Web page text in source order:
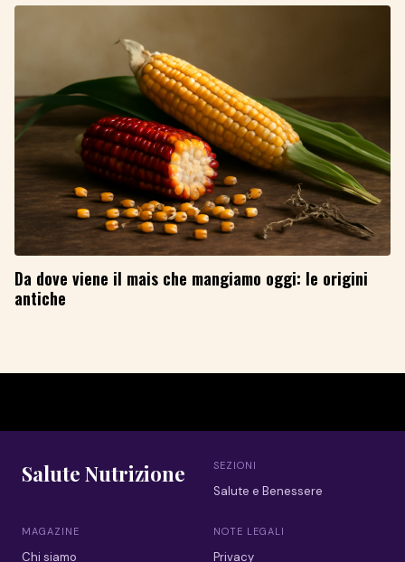
Da dove viene il mais che mangiamo oggi: le origini
antiche
Salute Nutrizione SEZIONI
Salute e Benessere
MAGAZINE
Chi siamo
NOTE LEGALI
Privacy